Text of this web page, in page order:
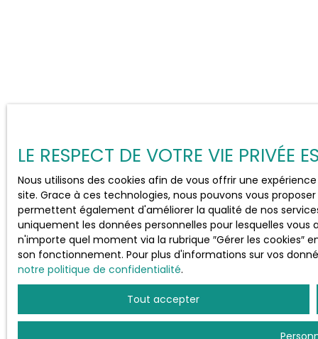
LE RESPECT DE VOTRE VIE PRIVÉE
Nous utilisons des cookies afin de vous offrir une
site. Grace à ces technologies, nous pouvons vous
permettent également d'améliorer la qualité de nos
uniquement les données personnelles pour lesquelles
n'importe quel moment via la rubrique ″Gérer les cookies″
son fonctionnement. Pour plus d'informations sur vos
notre politique de confidentialité.
Tout accepter